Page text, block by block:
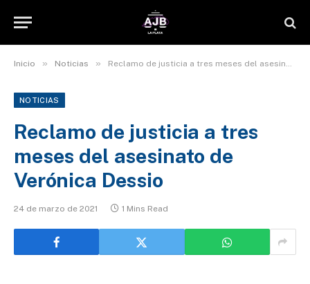
Inicio » Noticias » Reclamo de justicia a tres meses del asesinato de Verónica Dessio
NOTICIAS
Reclamo de justicia a tres
meses del asesinato de
Verónica Dessio
24 de marzo de 2021 1 Mins Read